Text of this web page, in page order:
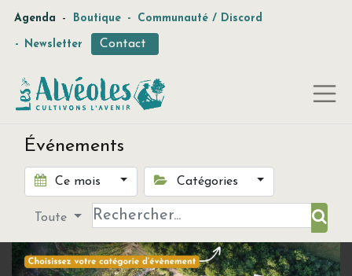
Agenda - Boutique - Communauté / Discord
- Newsletter Contact
Événements
Ce mois Catégories
Toute